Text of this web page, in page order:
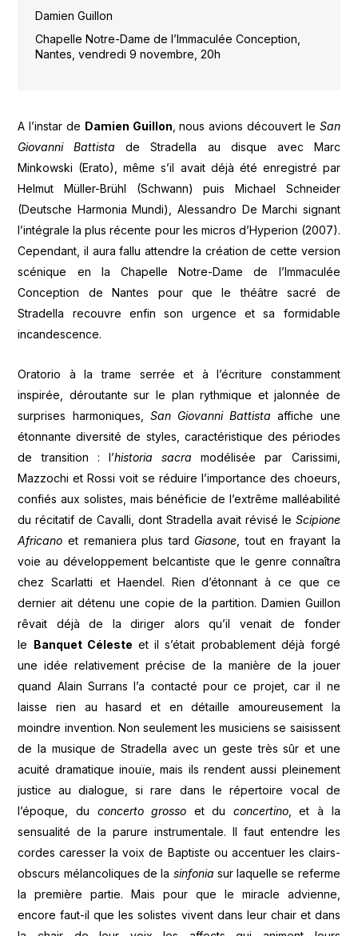
Damien Guillon
Chapelle Notre-Dame de l’Immaculée Conception,
Nantes, vendredi 9 novembre, 20h
A l’instar de Damien Guillon , nous avions découvert le San
Giovanni Battistade Stradella au disque avec Marc
Minkowski (Erato), même s’il avait déjà été enregistré par
Helmut Müller-Brühl (Schwann) puis Michael Schneider
(Deutsche Harmonia Mundi), Alessandro De Marchi signant
l’intégrale la plus récente pour les micros d’Hyperion (2007).
Cependant, il aura fallu attendre la création de cette version
scénique en la Chapelle Notre-Dame de l’Immaculée
Conception de Nantes pour que le théâtre sacré de
Stradella recouvre enfin son urgence et sa formidable
incandescence.
Oratorio à la trame serrée et à l’écriture constamment
inspirée, déroutante sur le plan rythmique et jalonnée de
surprises harmoniques, San Giovanni Battista affiche une
étonnante diversité de styles, caractéristique des périodes
de transition : l’historia sacramodélisée par Carissimi,
Mazzochi et Rossi voit se réduire l’importance des choeurs,
confiés aux solistes, mais bénéficie de l’extrême malléabilité
du récitatif de Cavalli, dont Stradella avait révisé le Scipione
Africano et remaniera plus tard Giasone, tout en frayant la
voie au développement belcantiste que le genre connaîtra
chez Scarlatti et Haendel. Rien d’étonnant à ce que ce
dernier ait détenu une copie de la partition. Damien Guillon
rêvait déjà de la diriger alors qu’il venait de fonder
le
Banquet Céleste et il s’était probablement déjà forgé
une idée relativement précise de la manière de la jouer
quand Alain Surrans l’a contacté pour ce projet, car il ne
laisse rien au hasard et en détaille amoureusement la
moindre invention. Non seulement les musiciens se saisissent
de la musique de Stradella avec un geste très sûr et une
acuité dramatique inouïe, mais ils rendent aussi pleinement
justice au dialogue, si rare dans le répertoire vocal de
l’époque, du concerto grosso et du concertino, et à la
sensualité de la parure instrumentale. Il faut entendre les
cordes caresser la voix de Baptiste ou accentuer les clairs-
obscurs mélancoliques de la sinfonia sur laquelle se referme
la première partie. Mais pour que le miracle advienne,
encore faut-il que les solistes vivent dans leur chair et dans